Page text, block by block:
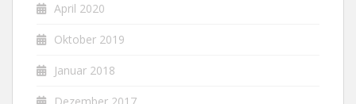
April 2020
Oktober 2019
Januar 2018